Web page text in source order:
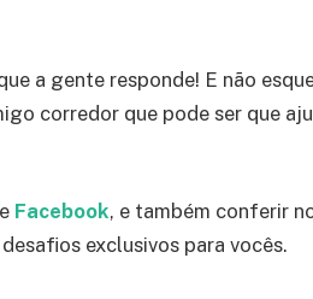
a gente responde! E não
corredor que pode ser que
e Facebook, e também conferir
exclusivos para vocês.